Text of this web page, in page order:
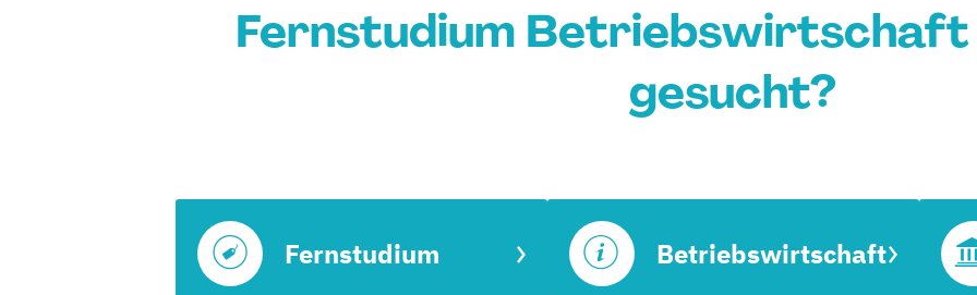
Fernstudium Betriebswirtschaft
gesucht?
Fernstudium Betriebswirtschaft